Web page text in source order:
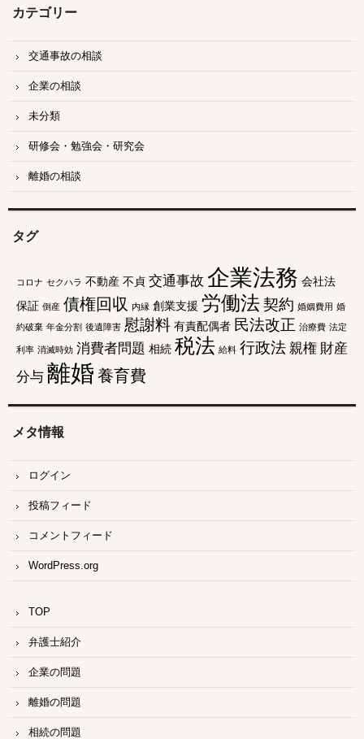
ブ
カテゴリー
交通事故の相談
企業の相談
未分類
研修会・勉強会・研究会
離婚の相談
タグ
コロナ セクハラ 不動産 不貞 交通事故 企業法務 会社法
保証 倒産 債権回収 内縁 創業支援 労働法契約 婚姻費用 婚
約破棄 年金分割 後遺障害 慰謝料 有責配偶者 民法改正 治療費 法定
利率 消滅時効 消費者問題 相続 税法 給料 行政法 親権 財産
分与 離婚 養育費
メタ情報
ログイン
投稿フィード
コメントフィード
WordPress.org
TOP
弁護士紹介
企業の問題
離婚の問題
相続の問題